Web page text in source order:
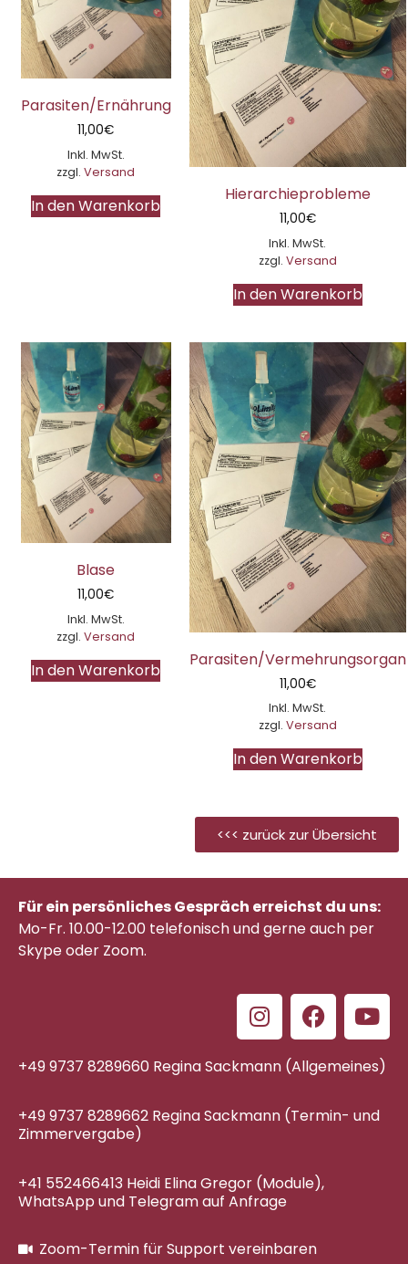
Parasiten/Ernährung
11,00€
Inkl. MwSt.
zzgl.Versand
In den Warenkorb
Hierarchieprobleme
11,00€
Inkl. MwSt.
zzgl. Versand
In den Warenkorb
Blase
11,00€
Inkl. MwSt.
zzgl.Versand
In den Warenkorb
Parasiten/Vermehrungsorgan
11,00€
Inkl. MwSt.
zzgl. Versand
In den Warenkorb
<<< zurück zur Übersicht
Für ein persönliches Gespräch erreichst du uns:
Mo-Fr. 10.00-12.00 telefonischund gerne auch per
Skype oder Zoom.
+49 9737 8289660 Regina Sackmann (Allgemeines)
+49 9737 8289662 Regina Sackmann (Termin- und
Zimmervergabe)
+41 552466413 Heidi Elina Gregor (Module),
WhatsApp und Telegram auf Anfrage
Zoom-Termin für Support vereinbaren